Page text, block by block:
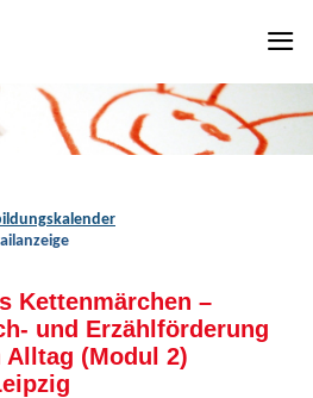
Kettenmärchen –
und Erzählförderung
(Modul 2)